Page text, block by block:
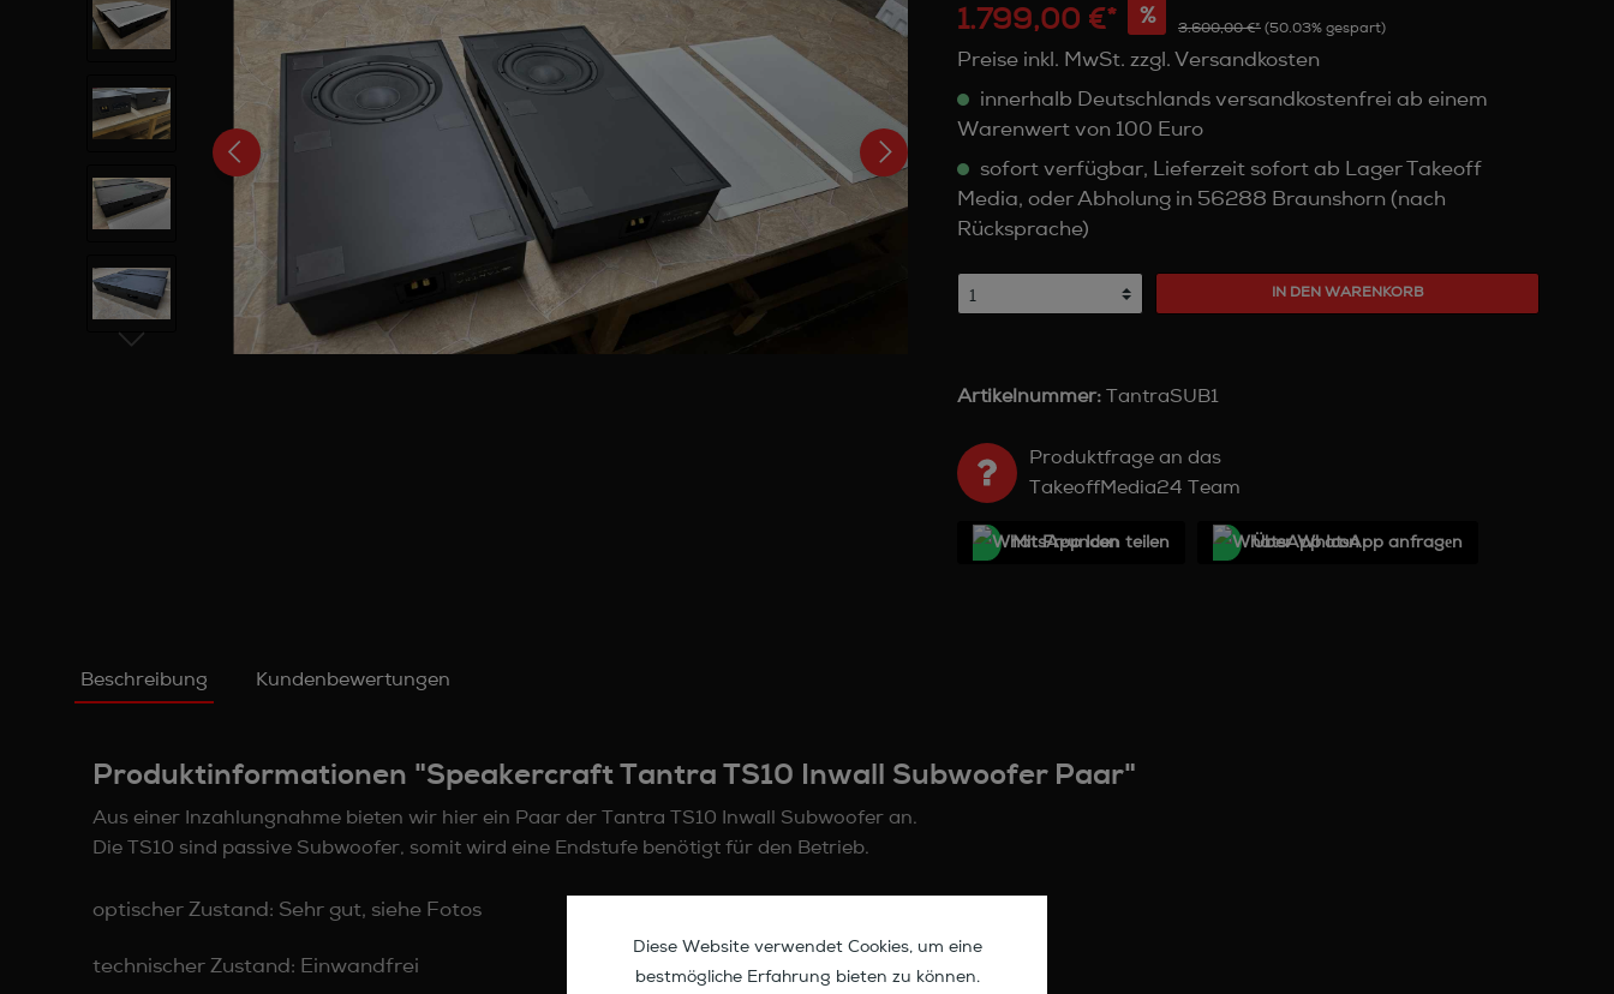
1.799,00 €* % 3.600,00 €* (50.03% gespart)
Preise inkl. MwSt. zzgl. Versandkosten
innerhalb Deutschlands versandkostenfrei ab einem
Warenwert von 100 Euro
sofort verfügbar, Lieferzeit sofort ab Lager Takeoff
Media, oder Abholung in 56288 Braunshorn (nach
Rücksprache)
IN DEN WARENKORB
Artikelnummer: TantraSUB1
Produktfrage an das
TakeoffMedia24 Team
Mit Frеunden teilen Über WhatѕApp anfragеn
Beschreibung Kundenbewertungen
Produktinformationen "Speakercraft Tantra TS10 Inwall Subwoofer Paar"
Aus einer Inzahlungnahme bieten wir hier ein Paar der Tantra TS10 Inwall Subwoofer an.
Die TS10 sind passive Subwoofer, somit wird eine Endstufe benötigt für den Betrieb.
optischer Zustand: Sehr gut, siehe Fotos
technischer Zustand: Einwandfrei
Diese Website verwendet Cookies, um eine
bestmögliche Erfahrung bieten zu können.